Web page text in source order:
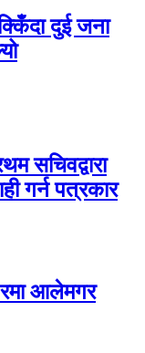
दुई जना
सचिवद्वारा
गर्न पत्रकार
रमा आलेमगर